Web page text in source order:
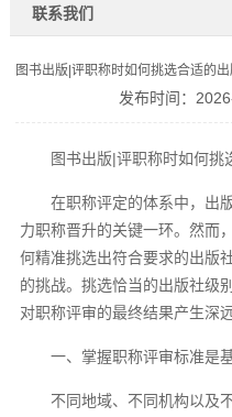
联系我们
图书出版|评职称时如何挑选合适的出
发布时间：
图书出版|评职称时如何挑
在职称评定的体系中，出
力职称晋升的关键一环。然而
何精准挑选出符合要求的出版
的挑战。挑选恰当的出版社级
对职称评审的最终结果产生深远
一、掌握职称评审标准是
不同地域、不同机构以及